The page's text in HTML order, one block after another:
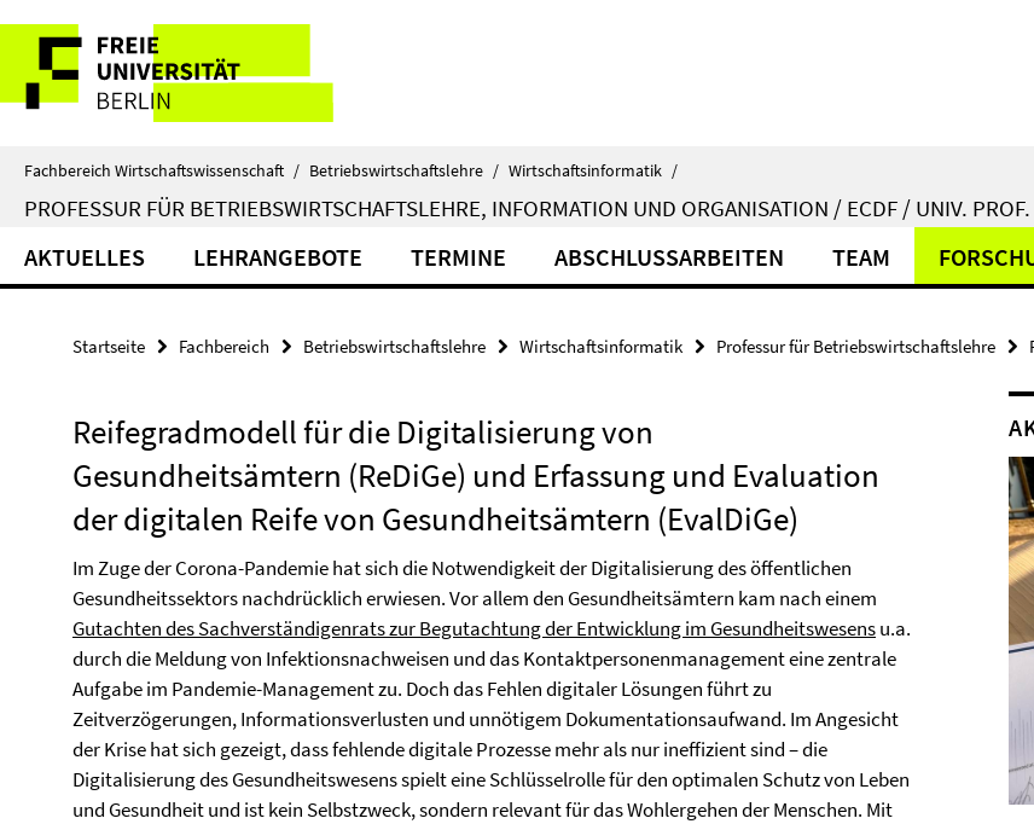
direkt
Inhalt
Service-
Navigation
Fachbereich Wirtschaftswissenschaft / Betriebswirtschaftslehre / Wirtschaftsinformatik /
PROFESSUR FÜR BETRIEBSWIRTSCHAFTSLEHRE, INFORMATION UND ORGANISATION / ECDF / UNIV.
AKTUELLES LEHRANGEBOTE TERMINE ABSCHLUSSARBEITEN TEAM
Startseite Fachbereich Betriebswirtschaftslehre Wirtschaftsinformatik Professur für Betriebswirtschaftslehre
Reifegradmodell für die Digitalisierung von
Gesundheitsämtern (ReDiGe) und Erfassung und Evaluation
der digitalen Reife von Gesundheitsämtern (EvalDiGe)
Im Zuge der Corona-Pandemie hat sich die Notwendigkeit der Digitalisierung des öffentlichen
Gesundheitssektors nachdrücklich erwiesen. Vor allem den Gesundheitsämtern kam nach einem
Gutachten des Sachverständigenrats zur Begutachtung der Entwicklung im Gesundheitswesensu.a.
durch die Meldung von Infektionsnachweisen und das Kontaktpersonenmanagement eine zentrale
Aufgabe im Pandemie-Management zu. Doch das Fehlen digitaler Lösungen führt zu
Zeitverzögerungen, Informationsverlusten und unnötigem Dokumentationsaufwand. Im Angesicht
der Krise hat sich gezeigt, dass fehlende digitale Prozesse mehr als nur ineffizient sind – die
Digitalisierung des Gesundheitswesens spielt eine Schlüsselrolle für den optimalen Schutz von Leben
und Gesundheit und ist kein Selbstzweck, sondern relevant für das Wohlergehen der Menschen. Mit